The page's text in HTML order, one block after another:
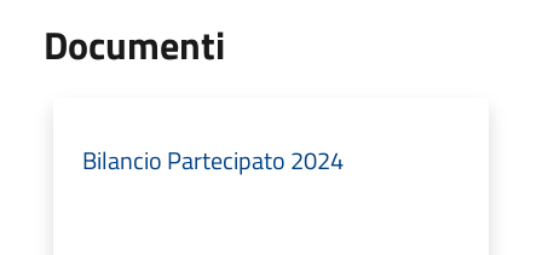
Documenti
Bilancio Partecipato 2024